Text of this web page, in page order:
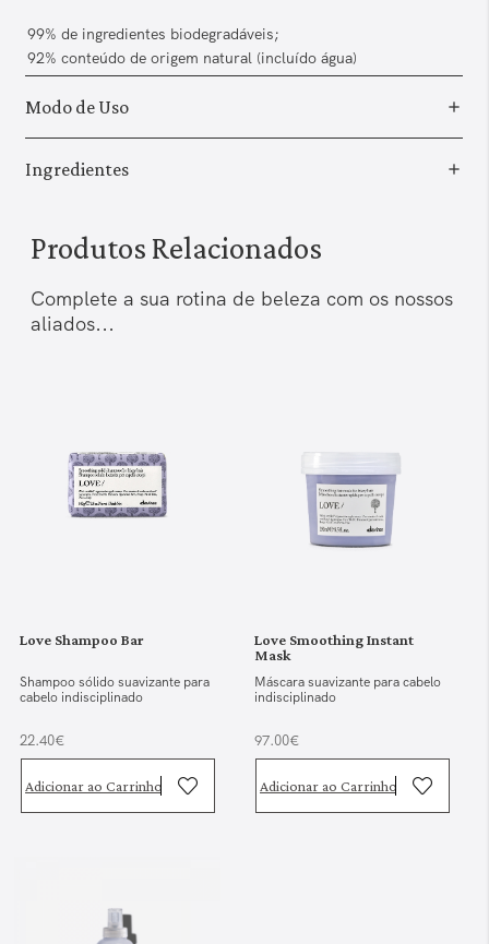
99% de ingredientes biodegradáveis;
92% conteúdo de origem natural (incluído água)
Modo de Uso
Ingredientes
Produtos Relacionados
Complete a sua rotina de beleza com os nossos
aliados...
Love Shampoo Bar
Shampoo sólido suavizante para
cabelo indisciplinado
22.40€
Adicionar ao Carrinho
Love Smoothing Instant
Mask
Máscara suavizante para cabelo
indisciplinado
97.00€
Adicionar ao Carrinho